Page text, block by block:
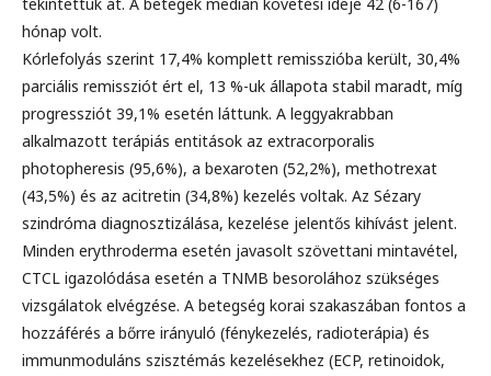
hónap volt.
Kórlefolyás szerint 17,4% komplett remisszióba került, 30,4%
parciális remissziót ért el, 13 %-uk állapota stabil maradt, míg
progressziót 39,1% esetén láttunk. A leggyakrabban
alkalmazott terápiás entitások az extracorporalis
photopheresis (95,6%), a bexaroten (52,2%), methotrexat
(43,5%) és az acitretin (34,8%) kezelés voltak. Az Sézary
szindróma diagnosztizálása, kezelése jelentős kihívást jelent.
Minden erythroderma esetén javasolt szövettani mintavétel,
CTCL igazolódása esetén a TNMB besorolához szükséges
vizsgálatok elvégzése. A betegség korai szakaszában fontos a
hozzáférés a bőrre irányuló (fénykezelés, radioterápia) és
immunmoduláns szisztémás kezelésekhez (ECP, retinoidok,